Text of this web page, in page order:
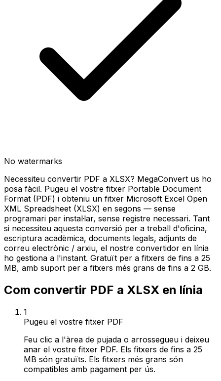
No watermarks
Necessiteu convertir PDF a XLSX? MegaConvert us ho
posa fàcil. Pugeu el vostre fitxer Portable Document
Format (PDF) i obteniu un fitxer Microsoft Excel Open
XML Spreadsheet (XLSX) en segons — sense
programari per instal·lar, sense registre necessari. Tant
si necessiteu aquesta conversió per a treball d'oficina,
escriptura acadèmica, documents legals, adjunts de
correu electrònic / arxiu, el nostre convertidor en línia
ho gestiona a l'instant. Gratuït per a fitxers de fins a 25
MB, amb suport per a fitxers més grans de fins a 2 GB.
Com convertir PDF a XLSX en línia
1
Pugeu el vostre fitxer PDF
Feu clic a l'àrea de pujada o arrossegueu i deixeu
anar el vostre fitxer PDF. Els fitxers de fins a 25
MB són gratuïts. Els fitxers més grans són
compatibles amb pagament per ús.